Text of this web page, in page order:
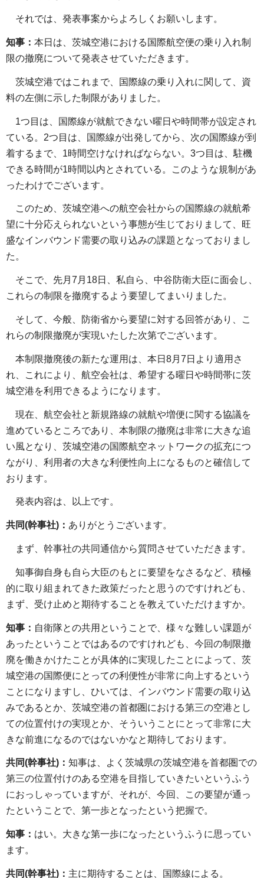
それでは、発表事案からよろしくお願いします。
知事： 本日は、茨城空港における国際航空便の乗り入れ制
限の撤廃について発表させていただきます。
茨城空港ではこれまで、国際線の乗り入れに関して、資
料の左側に示した制限がありました。
1つ目は、国際線が就航できない曜日や時間帯が設定され
ている。2つ目は、国際線が出発してから、次の国際線が到
着するまで、1時間空けなければならない。3つ目は、駐機
できる時間が1時間以内とされている。このような規制があ
ったわけでございます。
このため、茨城空港への航空会社からの国際線の就航希
望に十分応えられないという事態が生じておりまして、旺
盛なインバウンド需要の取り込みの課題となっておりまし
た。
そこで、先月7月18日、私自ら、中谷防衛大臣に面会し、
これらの制限を撤廃するよう要望してまいりました。
そして、今般、防衛省から要望に対する回答があり、こ
れらの制限撤廃が実現いたした次第でございます。
本制限撤廃後の新たな運用は、本日8月7日より適用さ
れ、これにより、航空会社は、希望する曜日や時間帯に茨
城空港を利用できるようになります。
現在、航空会社と新規路線の就航や増便に関する協議を
進めているところであり、本制限の撤廃は非常に大きな追
い風となり、茨城空港の国際航空ネットワークの拡充につ
ながり、利用者の大きな利便性向上になるものと確信して
おります。
発表内容は、以上です。
共同(幹事社)： ありがとうございます。
まず、幹事社の共同通信から質問させていただきます。
知事御自身も自ら大臣のもとに要望をなさるなど、積極
的に取り組まれてきた政策だったと思うのですけれども、
まず、受け止めと期待することを教えていただけますか。
知事： 自衛隊との共用ということで、様々な難しい課題が
あったということではあるのですけれども、今回の制限撤
廃を働きかけたことが具体的に実現したことによって、茨
城空港の国際便にとっての利便性が非常に向上するという
ことになりますし、ひいては、インバウンド需要の取り込
みであるとか、茨城空港の首都圏における第三の空港とし
ての位置付けの実現とか、そういうことにとって非常に大
きな前進になるのではないかなと期待しております。
共同(幹事社)： 知事は、よく茨城県の茨城空港を首都圏での
第三の位置付けのある空港を目指していきたいというふう
におっしゃっていますが、それが、今回、この要望が通っ
たということで、第一歩となったという把握で。
知事： はい。大きな第一歩になったというふうに思ってい
ます。
共同(幹事社)： 主に期待することは、国際線による。